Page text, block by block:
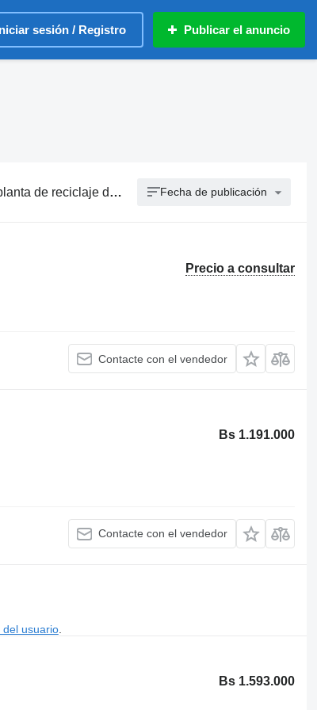
sesión / Registro Publicar el anuncio
para tratamiento de residuos Fecha de publicación
Precio a consultar
Contacte con el vendedor
Bs 1.191.000
Contacte con el vendedor
del usuario.
Bs 1.593.000